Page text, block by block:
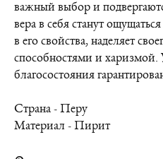
важный выбор и
вера в себя станут
в его свойства, наделяет
способностями и харизмой.
благосостояния
Страна - Перу
Материал - Пирит